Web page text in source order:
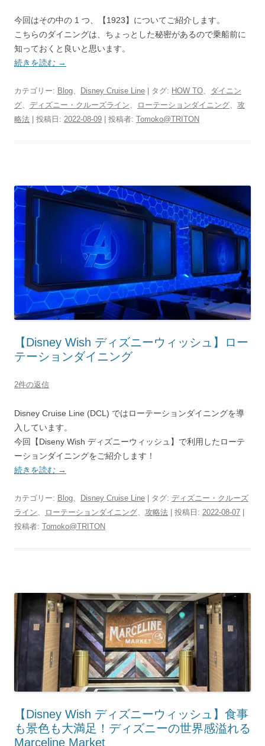
今回はその中の 1 つ、【1923】についてご紹介します。
こちらのダイニングは、ちょっとした秘密があるので乗船前に
知っておくと良いと思います。
続きを読む →
カテゴリー: Blog Disney Cruise Line | タグ: HOW TO
ダイニン
グ
ディズニー・クルーズライン ローテーションダイニング
攻
略法 | 投稿日: 2022-08-09 投稿者: Tomoko@TRITON
【Disney Wish ディズニーウィッシュ】ロー
テーションダイニング
2件の返信
Disney Cruise Line (DCL) ではローテーションダイニングを導
入しています。
今回【Diseny Wish ディズニーウィッシュ】で利用したローテ
ーションダイニングをご紹介します！
続きを読む →
カテゴリー: Blog、 Disney Cruise Line | タグ: ディズニー・クルーズ
ライン、 ローテーションダイニング、 攻略法 | 投稿日: 2022-08-07
投稿者: Tomoko@TRITON
【Disney Wish ディズニーウィッシュ】食事
も景色も大満足！ディズニーの世界感溢れる
Marceline Market